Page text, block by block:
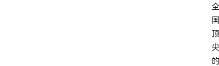
全
国
顶
尖
的